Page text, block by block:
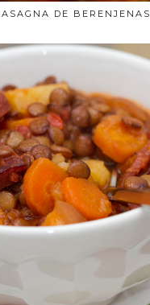
DE BERENJENAS